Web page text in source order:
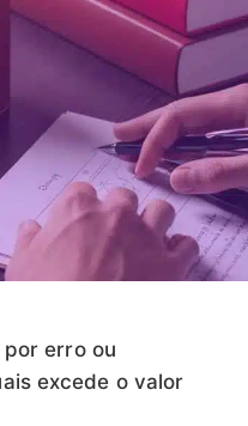
erro ou
excede o valor